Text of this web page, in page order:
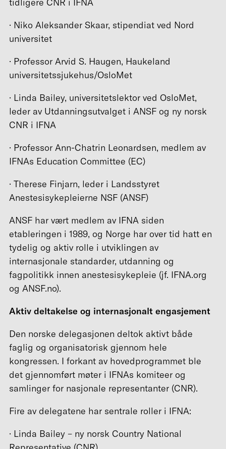
· Niko Aleksander Skaar, stipendiat ved Nord
universitet
· Professor Arvid S. Haugen, Haukeland
universitetssjukehus/OsloMet
· Linda Bailey, universitetslektor ved OsloMet,
leder av Utdanningsutvalget i ANSF og ny norsk
CNR i IFNA
· Professor Ann-Chatrin Leonardsen, medlem av
IFNAs Education Committee (EC)
· Therese Finjarn, leder i Landsstyret
Anestesisykepleierne NSF (ANSF)
ANSF har vært medlem av IFNA siden
etableringen i 1989, og Norge har over tid hatt en
tydelig og aktiv rolle i utviklingen av
internasjonale standarder, utdanning og
fagpolitikk innen anestesisykepleie (jf. IFNA.org
og ANSF.no).
Aktiv deltakelse og internasjonalt engasjement
Den norske delegasjonen deltok aktivt både
faglig og organisatorisk gjennom hele
kongressen. I forkant av hovedprogrammet ble
det gjennomført møter i IFNAs komiteer og
samlinger for nasjonale representanter (CNR).
Fire av delegatene har sentrale roller i IFNA:
· Linda Bailey – ny norsk Country National